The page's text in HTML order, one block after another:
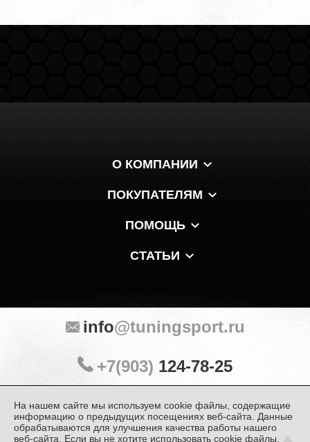
О КОМПАНИИ
ПОКУПАТЕЛЯМ
ПОМОЩЬ
СТАТЬИ
Мы в мессенджерах и соцсетях:
info@tuningsport.ru
+7(903) 124-78-25
На нашем сайте мы используем cookie файлы, содержащие
информацию о предыдущих посещениях веб-сайта. Данные
обрабатываются для улучшения качества работы нашего
веб-сайта. Если вы не хотите использовать cookie файлы,